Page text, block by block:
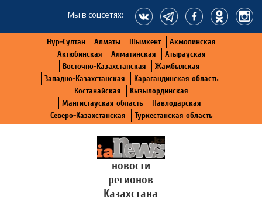
Мы в соцсетях:
Нур-Султан Алматы Шымкент
Акмолинская
Актюбинская
Алматинская
Атырауская
Восточно-Казахстанская
Жамбылская
Западно-Казахстанская
Карагандинская область
Костанайская
Кызылординская
Мангистауская область
Павлодарская
Северо-Казахстанская
Туркестанская область
новости
регионов
Казахстана